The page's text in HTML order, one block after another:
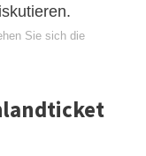
Sie sich die